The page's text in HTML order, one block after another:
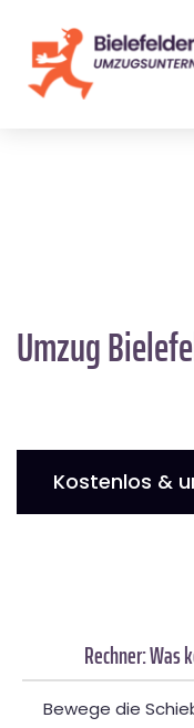
Umzug
Kostenlos &
Rechner: Was
Bewege die